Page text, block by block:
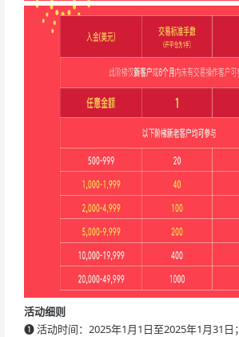
活动细则
❶活动时间：2025年1月1日至2025年1月31日；